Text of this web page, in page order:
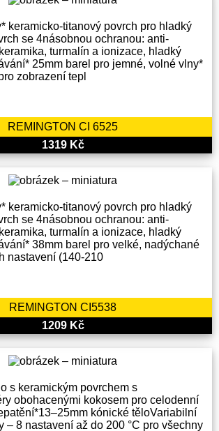
keramicko-titanový povrch pro hladký
se 4násobnou ochranou: anti-
turmalín a ionizace, hladký
25mm barel pro jemné, volné vlny*
zobrazení tepl
REMINGTON CI 6525
1319 Kč
keramicko-titanový povrch pro hladký
se 4násobnou ochranou: anti-
turmalín a ionizace, hladký
38mm barel pro velké, nadýchané
nastavení (140-210
REMINGTON CI5538
1209 Kč
s keramickým povrchem s
obohacenými kokosem pro celodenní
kónické těloVariabilní
– 8 nastavení až do 200 °C pro všechny